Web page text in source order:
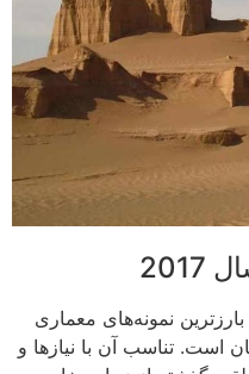
نمونه‌های معماری
تناسب آن با نیازها و